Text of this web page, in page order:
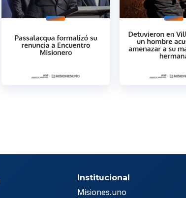
Institucional
Misiones.uno